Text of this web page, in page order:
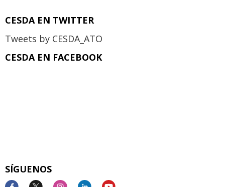
CESDA EN TWITTER
Tweets by CESDA_ATO
CESDA EN FACEBOOK
SÍGUENOS